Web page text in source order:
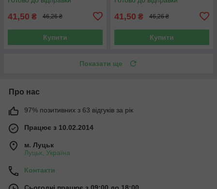
41,50 ₴ 46,26 ₴
Купити
41,50 ₴ 46,26 ₴
Купити
Показати ще
Про нас
97% позитивних з 63 відгуків за рік
Працює з 10.02.2014
м. Луцьк
Луцьк, Україна
Контакти